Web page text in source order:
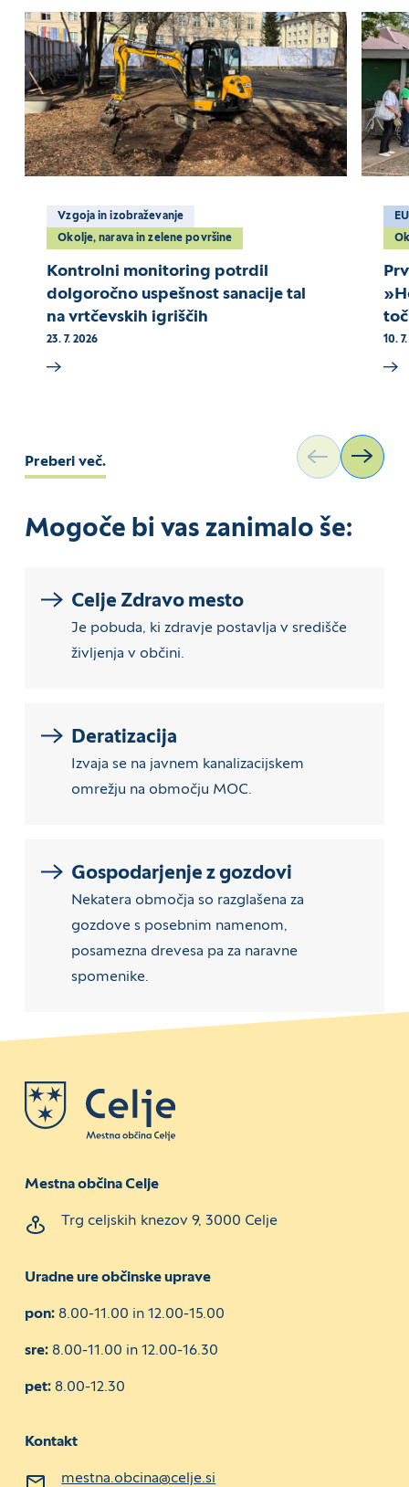
Preberi več.
Vzgoja in izobraževanje
Okolje, narava in zelene površine
Kontrolni monitoring potrdil
dolgoročno uspešnost sanacije tal
na vrtčevskih igriščih
23. 7. 2026 10.
Mogoče bi vas zanimalo še:
Celje Zdravo mesto
Je pobuda, ki zdravje postavlja v središče
življenja v občini.
Deratizacija
Izvaja se na javnem kanalizacijskem
omrežju na območju MOC.
Gospodarjenje z gozdovi
Nekatera območja so razglašena za
gozdove s posebnim namenom,
posamezna drevesa pa za naravne
spomenike.
Mestna občina Celje
Trg celjskih knezov 9, 3000 Celje
Uradne ure občinske uprave
pon: 8.00-11.00 in 12.00-15.00
sre: 8.00-11.00 in 12.00-16.30
pet: 8.00-12.30
Kontakt
mestna.obcina@celje.si